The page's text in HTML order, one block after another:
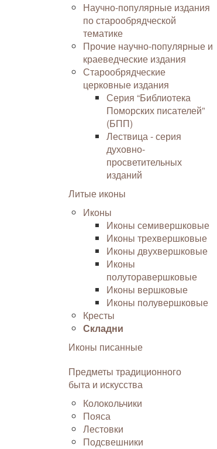
Научно-популярные издания
по старообрядческой
тематике
Прочие научно-популярные и
краеведческие издания
Старообрядческие
церковные издания
Серия “Библиотека
Поморских писателей”
(БПП)
Лествица - серия
духовно-
просветительных
изданий
Литые иконы
Иконы
Иконы семивершковые
Иконы трехвершковые
Иконы двухвершковые
Иконы
полуторавершковые
Иконы вершковые
Иконы полувершковые
Кресты
Складни
Иконы писанные
Предметы традиционного
быта и искусства
Колокольчики
Пояса
Лестовки
Подсвешники